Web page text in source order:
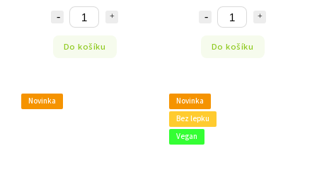
Do košíku Do košíku
Novinka
Novinka
Bez lepku
Vegan